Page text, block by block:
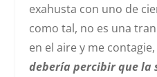
exahusta con uno de
como tal, no es una
en el aire y me
debería percibir que la